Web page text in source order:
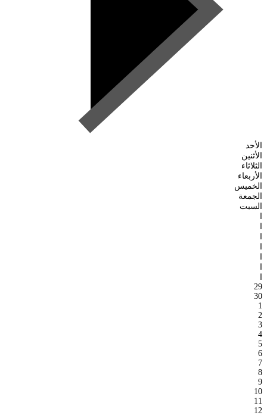
الأحد
الأثنين
الثلاثاء
الأربعاء
الخميس
الجمعة
السبت
29
30
1
2
3
4
5
6
7
8
9
10
11
12